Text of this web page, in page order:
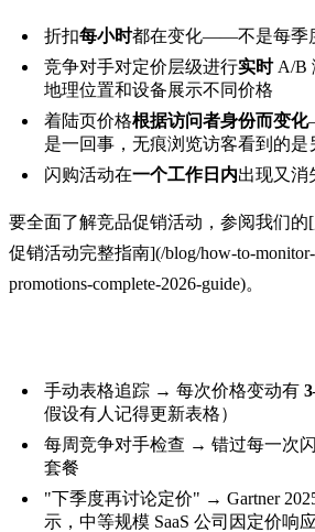
折扣每小时都在变化——不是每季
竞争对手对定价层级进行实时A/B
地理位置和设备展示不同价格
着陆页价格根据访问者身份而变化
是一回事，无痕浏览访客看到的是
闪购活动在一个工作日内出现又消
要全面了解竞品促销活动，参阅我们的
促销活动完整指南](/blog/how-to-monitor-
promotions-complete-2026-guide)。
手动表格追踪 → 每次价格变动有
假设有人记得更新表格）
每周竞争对手检查 → 错过每一次
套餐
"下季度再讨论定价" → Gartner
示，中等规模 SaaS 公司因定价响